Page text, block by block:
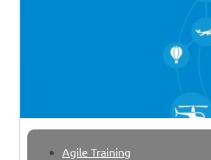
Agile Training